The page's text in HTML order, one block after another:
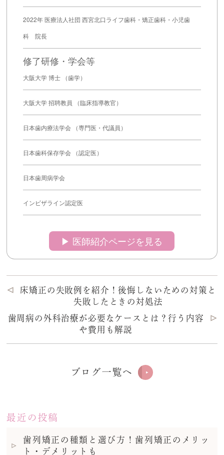
2022年 医療法人社団 西宮北口ライフ歯科・矯正歯科・小児歯
科 院長
修了研修・学会等
大阪大学 博士 （歯学）
大阪大学 招聘教員 （臨床指導教官）
日本歯内療法学会 （専門医・代議員）
日本歯科保存学会 （認定医）
日本歯周病学会
インビザライン認定医
▶︎ 医師紹介ページを見る
床矯正の失敗例を紹介！後悔しないための対策と
失敗したときの対処法
歯周病の外科治療が必要なケースとは？行う内容
や費用も解説
ブログ一覧へ
最近の投稿
歯列矯正の種類と選び方！歯列矯正のメリッ
ト・デメリットも